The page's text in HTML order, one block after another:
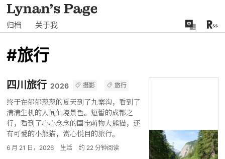
归档 关于我
#旅行
四川旅行 2026 摄影 旅行
终于在郁郁葱葱的夏天到了九寨沟，看到了
满满生机的人间仙境景色。短暂的成都之
行，看到了心心念念的国宝萌物大熊猫，还
有可爱的小熊猫，赏心悦目的旅行。
6 月 21 日，2026 生活 约 22 分钟阅读